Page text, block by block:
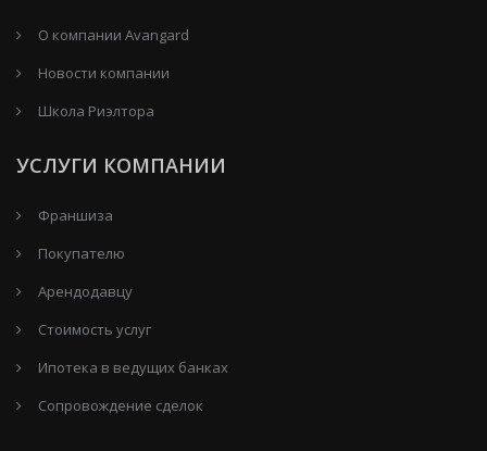
О компании Avangard
Новости компании
Школа Риэлтора
УСЛУГИ КОМПАНИИ
Франшиза
Покупателю
Арендодавцу
Стоимость услуг
Ипотека в ведущих банках
Сопровождение сделок